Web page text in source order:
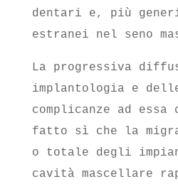
dentari e, più
estranei nel seno
La progressiva
implantologia e
complicanze ad
fatto sì che la
o totale degli
cavità mascellare